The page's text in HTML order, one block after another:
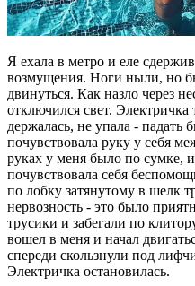
Я ехала в метро и еле
возмущения. Ноги ныли, но
двинуться. Как назло через
отключился свет. Электричка
держалась, не упала - падать
почувствовала руку у себя
руках у меня было по сумке,
почувствовала себя
по лобку затянутому в шелк
нервозность - это было
трусики и забегали по
вошел в меня и начал
спереди скользнули под
Электричка остановилась.